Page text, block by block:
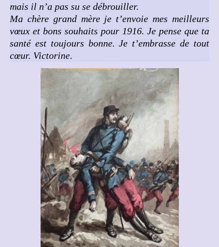
mais il n’a pas su se débrouiller.
Ma chère grand mère je t’envoie mes meilleurs
vœux et bons souhaits pour 1916. Je pense que ta
santé est toujours bonne. Je t’embrasse de tout
cœur. Victorine.